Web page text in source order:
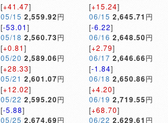
[+41.47]
05/15 2,559.92円
[-53.01]
05/18 2,560.73円
[+0.81]
05/20 2,589.06円
[+28.33]
05/21 2,601.07円
[+12.02]
05/22 2,595.20円
[-5.88]
05/25 2,674.69円
[+15.24]
06/15 2,645.71 円
[-6.22]
06/16 2,648.50円
[+2.79]
06/17 2,646.66円
[-1.84]
06/18 2,650.86円
[+4.20]
06/19 2,719.55円
[+68.70]
06/22 2,629.61 円